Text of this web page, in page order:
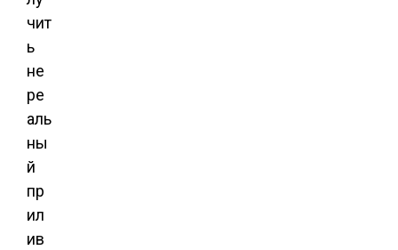
чит
ь
не
ре
аль
ны
й
пр
ил
ив